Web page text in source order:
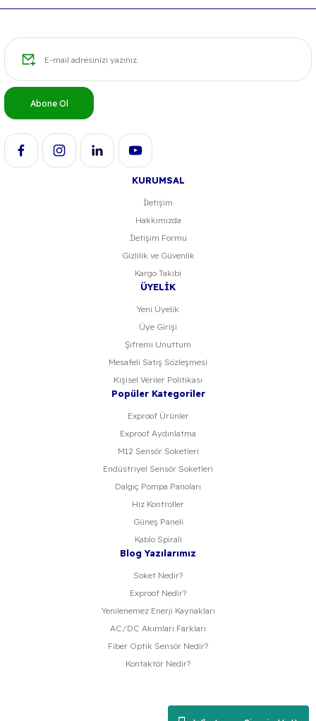
Ürün resmi kalitesiz, bozuk veya görüntülenemiyor.
Ürün açıklamasında eksik bilgiler bulunuyor.
Ürün bilgilerinde hatalar bulunuyor.
Ürün fiyatı diğer sitelerden daha pahalı.
Bu ürüne benzer farklı alternatifler olmalı.
Gönder
Abone Ol
KURUMSAL
İletişim
Hakkımızda
İletişim Formu
Gizlilik ve Güvenlik
Kargo Takibi
ÜYELİK
Yeni Üyelik
Üye Girişi
Şifremi Unuttum
Mesafeli Satış Sözleşmesi
Kişisel Veriler Politikası
Popüler Kategoriler
Exproof Ürünler
Exproof Aydınlatma
M12 Sensör Soketleri
Endüstriyel Sensör Soketleri
Dalgıç Pompa Panoları
Hız Kontroller
Güneş Paneli
Kablo Spirali
Blog Yazılarımız
Soket Nedir?
Exproof Nedir?
Yenilenemez Enerji Kaynakları
AC/DC Akımları Farkları
Fiber Optik Sensör Nedir?
Kontaktör Nedir?